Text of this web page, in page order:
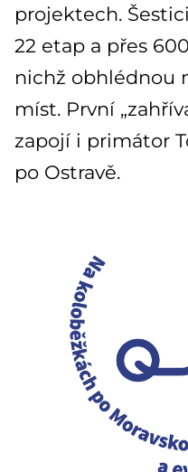
projektech.
22 etap a přes
nichž obhlédnou
míst. První
zapojí i primátor
po Ostravě.